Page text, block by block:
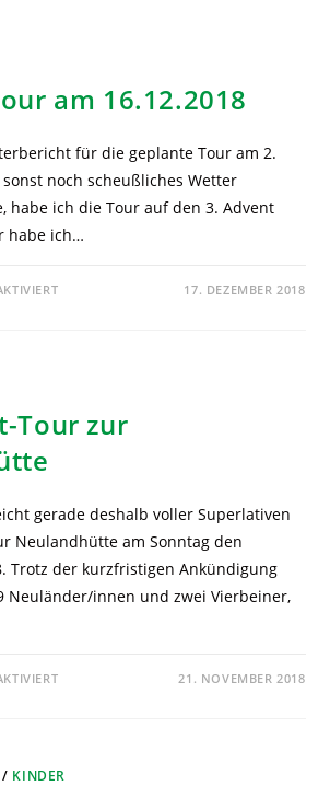
am 16.12.2018
für die geplante Tour am 2.
noch scheußliches Wetter
habe ich die Tour auf den 3. Advent
habe ich…
17. DEZEMBER 2018
Tour zur
gerade deshalb voller Superlativen
Neulandhütte am Sonntag den
Trotz der kurzfristigen Ankündigung
Neuländer/innen und zwei Vierbeiner,
21. NOVEMBER 2018
/ KINDER